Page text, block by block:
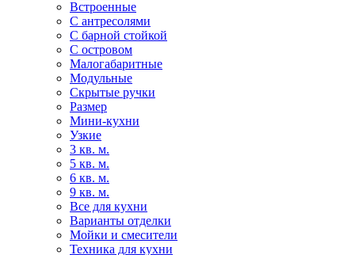
Встроенные
С антресолями
С барной стойкой
С островом
Малогабаритные
Модульные
Скрытые ручки
Размер
Мини-кухни
Узкие
3 кв. м.
5 кв. м.
6 кв. м.
9 кв. м.
Все для кухни
Варианты отделки
Мойки и смесители
Техника для кухни